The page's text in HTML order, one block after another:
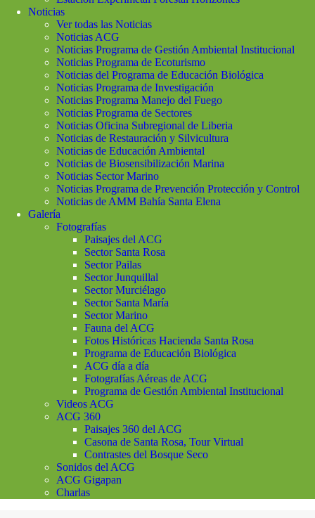
Noticias
Ver todas las Noticias
Noticias ACG
Noticias Programa de Gestión Ambiental Institucional
Noticias Programa de Ecoturismo
Noticias del Programa de Educación Biológica
Noticias Programa de Investigación
Noticias Programa Manejo del Fuego
Noticias Programa de Sectores
Noticias Oficina Subregional de Liberia
Noticias de Restauración y Silvicultura
Noticias de Educación Ambiental
Noticias de Biosensibilización Marina
Noticias Sector Marino
Noticias Programa de Prevención Protección y Control
Noticias de AMM Bahía Santa Elena
Galería
Fotografías
Paisajes del ACG
Sector Santa Rosa
Sector Pailas
Sector Junquillal
Sector Murciélago
Sector Santa María
Sector Marino
Fauna del ACG
Fotos Históricas Hacienda Santa Rosa
Programa de Educación Biológica
ACG día a día
Fotografías Aéreas de ACG
Programa de Gestión Ambiental Institucional
Videos ACG
ACG 360
Paisajes 360 del ACG
Casona de Santa Rosa, Tour Virtual
Contrastes del Bosque Seco
Sonidos del ACG
ACG Gigapan
Charlas